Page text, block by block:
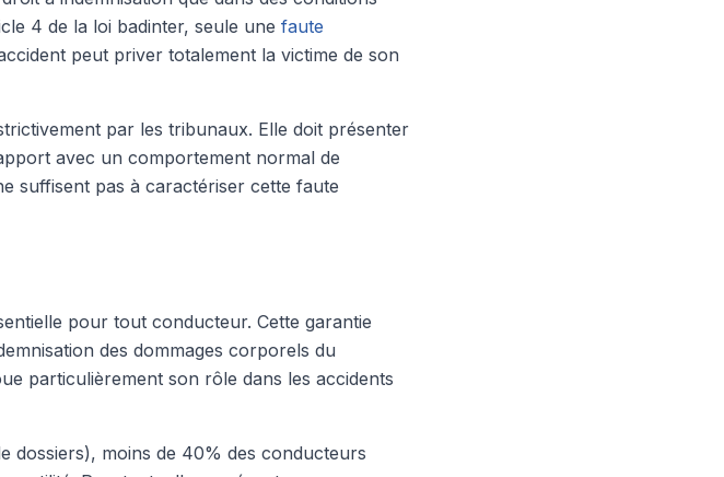
4 de la loi badinter, seule une faute
peut priver totalement la victime de son
par les tribunaux. Elle doit présenter
avec un comportement normal de
suffisent pas à caractériser cette faute
pour tout conducteur. Cette garantie
des dommages corporels du
particulièrement son rôle dans les accidents
dossiers), moins de 40% des conducteurs